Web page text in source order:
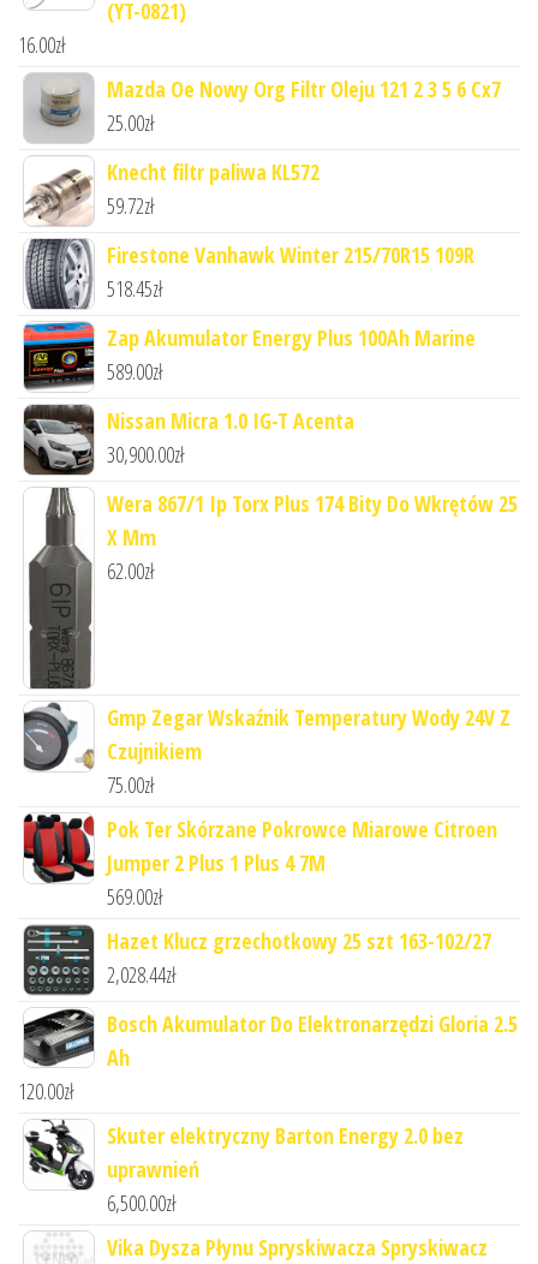
(YT-0821)
16.00zł
Mazda Oe Nowy Org Filtr Oleju 121 2 3 5 6 Cx7
25.00zł
Knecht filtr paliwa KL572
59.72zł
Firestone Vanhawk Winter 215/70R15 109R
518.45zł
Zap Akumulator Energy Plus 100Ah Marine
589.00zł
Nissan Micra 1.0 IG-T Acenta
30,900.00zł
Wera 867/1 Ip Torx Plus 174 Bity Do Wkrętów 25
X Mm
62.00zł
Gmp Zegar Wskaźnik Temperatury Wody 24V Z
Czujnikiem
75.00zł
Pok Ter Skórzane Pokrowce Miarowe Citroen
Jumper 2 Plus 1 Plus 4 7M
569.00zł
Hazet Klucz grzechotkowy 25 szt 163-102/27
2,028.44zł
Bosch Akumulator Do Elektronarzędzi Gloria 2.5
Ah
120.00zł
Skuter elektryczny Barton Energy 2.0 bez
uprawnień
6,500.00zł
Vika Dysza Płynu Spryskiwacza Spryskiwacz